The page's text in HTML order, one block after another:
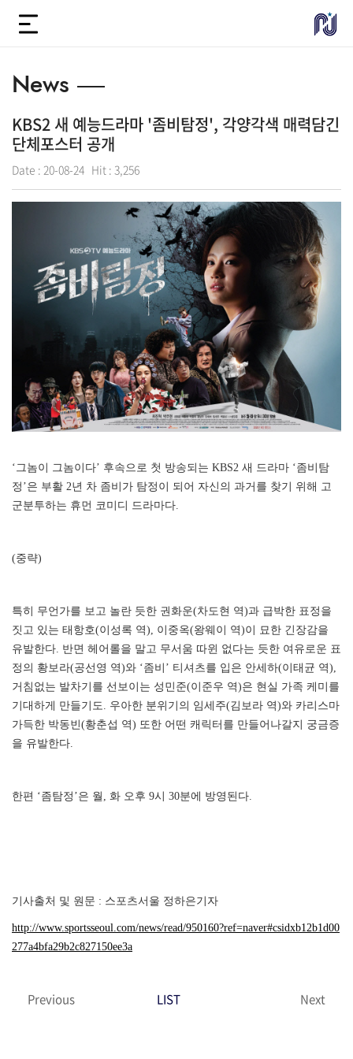
News
KBS2 새 예능드라마 '좀비탐정', 각양각색 매력담긴
단체포스터 공개
Date : 20-08-24 Hit : 3,256
‘그놈이 그놈이다’ 후속으로 첫 방송되는 KBS2 새 드라마 ‘좀비탐
정’은 부활 2년 차 좀비가 탐정이 되어 자신의 과거를 찾기 위해 고
군분투하는 휴먼 코미디 드라마다.
(중략)
특히 무언가를 보고 놀란 듯한 권화운(차도현 역)과 급박한 표정을
짓고 있는 태항호(이성록 역), 이중옥(왕웨이 역)이 묘한 긴장감을
유발한다. 반면 헤어롤을 말고 무서움 따윈 없다는 듯한 여유로운 표
정의 황보라(공선영 역)와 ‘좀비’ 티셔츠를 입은 안세하(이태균 역),
거침없는 발차기를 선보이는 성민준(이준우 역)은 현실 가족 케미를
기대하게 만들기도. 우아한 분위기의 임세주(김보라 역)와 카리스마
가득한 박동빈(황춘섭 역) 또한 어떤 캐릭터를 만들어나갈지 궁금증
을 유발한다.
한편 ‘좀탐정’은 월, 화 오후 9시 30분에 방영된다.
기사출처 및 원문 : 스포츠서울 정하은기자
http://www.sportsseoul.com/news/read/950160?ref=naver#csidxb12b1d00
277a4bfa29b2c827150ee3a
Previous LIST Next